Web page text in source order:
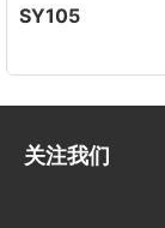
SY105
关注我们